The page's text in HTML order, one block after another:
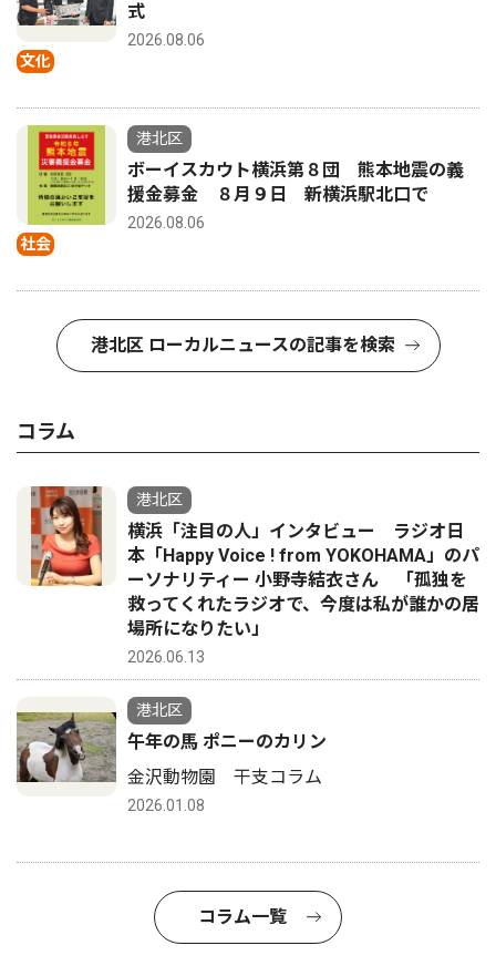
文化
式
2026.08.06
社会
港北区
ボーイスカウト横浜第８団 熊本地震の義
援金募金 ８月９日 新横浜駅北口で
2026.08.06
港北区 ローカルニュースの記事を検索
コラム
港北区
横浜「注目の人」インタビュー ラジオ日
本「Happy Voice ! from YOKOHAMA」のパ
ーソナリティー 小野寺結衣さん 「孤独を
救ってくれたラジオで、今度は私が誰かの居
場所になりたい」
2026.06.13
港北区
午年の馬 ポニーのカリン
金沢動物園 干支コラム
2026.01.08
コラム一覧